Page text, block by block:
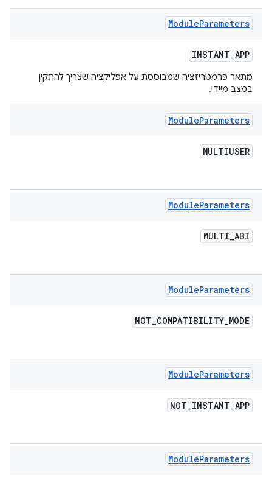
ModuleParameters
INSTANT_APP
מתאר פרמטריזציה שמבוססת על אפליקציה שצריך להתקין
במצב מיידי.
ModuleParameters
MULTIUSER
ModuleParameters
MULTI_ABI
ModuleParameters
NOT_COMPATIBILITY_MODE
ModuleParameters
NOT_INSTANT_APP
ModuleParameters